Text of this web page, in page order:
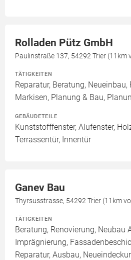
Rolladen Pütz GmbH
Paulinstraße 137, 54292 Trier (11km
TÄTIGKEITEN
Reparatur, Beratung,
Markisen, Planung & Bau,
GEBÄUDETEILE
Kunststofffenster, Alufenster,
Terrassentür, Innentür
Ganev Bau
Thyrsusstrasse, 54292 Trier (11km
TÄTIGKEITEN
Beratung, Renovierung, Neubau
Imprägnierung,
Reparatur, Ausbau,